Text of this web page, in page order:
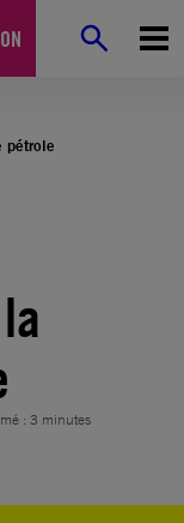
pétrole
: 3 minutes